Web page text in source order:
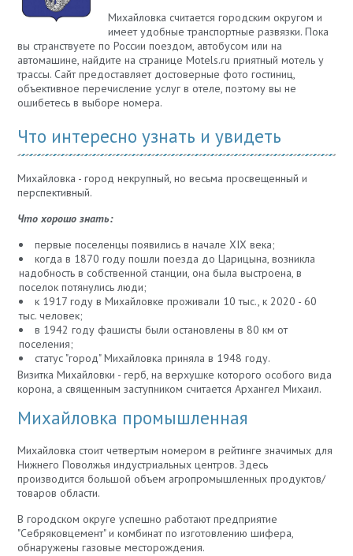
Михайловка считается городским округом и
имеет удобные транспортные развязки. Пока
вы странствуете по России поездом, автобусом или на
автомашине, найдите на странице Motels.ru приятный мотель у
трассы. Сайт предоставляет достоверные фото гостиниц,
объективное перечисление услуг в отеле, поэтому вы не
ошибетесь в выборе номера.
Что интересно узнать и увидеть
Михайловка - город некрупный, но весьма просвещенный и
перспективный.
Что хорошо знать:
первые поселенцы появились в начале XIX века;
когда в 1870 году пошли поезда до Царицына, возникла
надобность в собственной станции, она была выстроена, в
поселок потянулись люди;
к 1917 году в Михайловке проживали 10 тыс., к 2020 - 60
тыс. человек;
в 1942 году фашисты были остановлены в 80 км от
поселения;
статус "город" Михайловка приняла в 1948 году.
Визитка Михайловки - герб, на верхушке которого особого вида
корона, а священным заступником считается Архангел Михаил.
Михайловка промышленная
Михайловка стоит четвертым номером в рейтинге значимых для
Нижнего Поволжья индустриальных центров. Здесь
производится большой объем агропромышленных продуктов/
товаров области.
В городском округе успешно работают предприятие
"Себряковцемент" и комбинат по изготовлению шифера,
обнаружены газовые месторождения.